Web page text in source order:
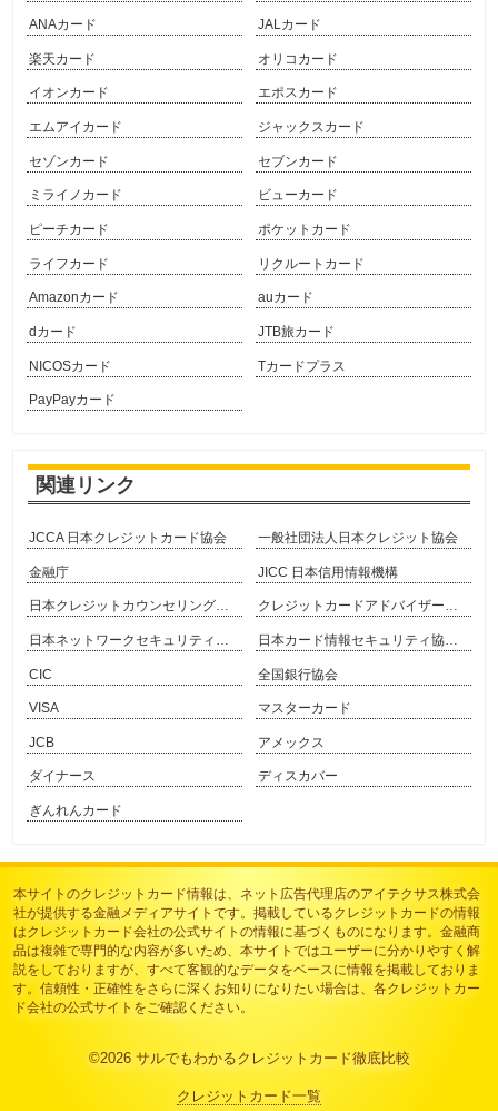
ANAカード JALカード
楽天カード オリコカード
イオンカード エポスカード
エムアイカード ジャックスカード
セゾンカード セブンカード
ミライノカード ビューカード
ピーチカード ポケットカード
ライフカード リクルートカード
Amazonカード auカード
dカード JTB旅カード
NICOSカード Tカードプラス
PayPayカード
関連リンク
JCCA 日本クレジットカード協会 一般社団法人日本クレジット協会
金融庁 JICC 日本信用情報機構
日本クレジットカウンセリング協会 クレジットカードアドバイザー協会
日本ネットワークセキュリティ協会 日本カード情報セキュリティ協議会
CIC 全国銀行協会
VISA マスターカード
JCB アメックス
ダイナース ディスカバー
ぎんれんカード
本サイトのクレジットカード情報は、 ネット広告代理店のアイテクサス株式会
社が提供する金融メディアサイトです。掲載しているクレジットカードの情報
はクレジットカード会社の公式サイトの情報に基づくものになります。金融商
品は複雑で専門的な内容が多いため、本サイトではユーザーに分かりやすく解
説をしておりますが、すべて客観的なデータをベースに情報を掲載しておりま
す。信頼性・正確性をさらに深くお知りになりたい場合は、各クレジットカー
ド会社の公式サイトをご確認ください。
©2026 サルでもわかるクレジットカード徹底比較
クレジットカード一覧